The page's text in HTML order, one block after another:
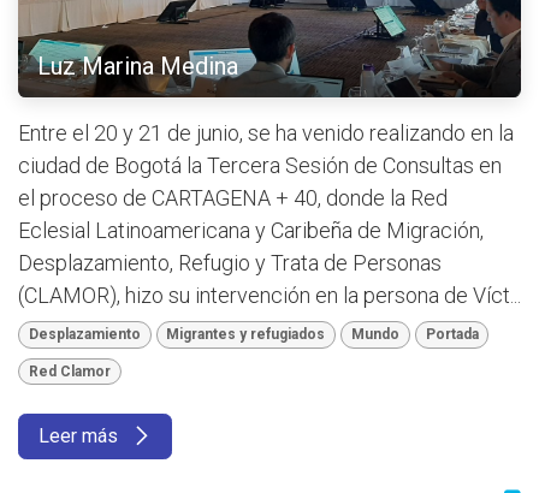
Luz Marina Medina
Entre el 20 y 21 de junio, se ha venido realizando en la
ciudad de Bogotá la Tercera Sesión de Consultas en
el proceso de CARTAGENA + 40, donde la Red
Eclesial Latinoamericana y Caribeña de Migración,
Desplazamiento, Refugio y Trata de Personas
(CLAMOR), hizo su intervención en la persona de Víct...
Desplazamiento Migrantes y refugiados Mundo Portada
Red Clamor
Leer más